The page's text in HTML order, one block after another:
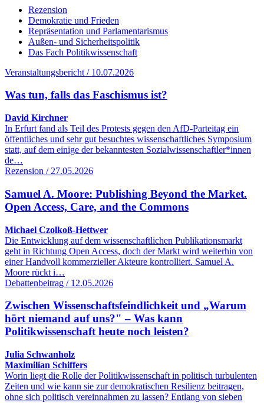
Rezension
Demokratie und Frieden
Repräsentation und Parlamentarismus
Außen- und Sicherheitspolitik
Das Fach Politikwissenschaft
Veranstaltungsbericht / 10.07.2026
Was tun, falls das Faschismus ist?
David Kirchner
In Erfurt fand als Teil des Protests gegen den AfD-Parteitag ein
öffentliches und sehr gut besuchtes wissenschaftliches Symposium
statt, auf dem einige der bekanntesten Sozialwissenschaftler*innen
de…
Rezension / 27.05.2026
Samuel A. Moore: Publishing Beyond the Market.
Open Access, Care, and the Commons
Michael Czolkoß-Hettwer
Die Entwicklung auf dem wissenschaftlichen Publikationsmarkt
geht in Richtung Open Access, doch der Markt wird weiterhin von
einer Handvoll kommerzieller Akteure kontrolliert. Samuel A.
Moore rückt i…
Debattenbeitrag / 12.05.2026
Zwischen Wissenschaftsfeindlichkeit und „Warum
hört niemand auf uns?" – Was kann
Politikwissenschaft heute noch leisten?
Julia Schwanholz
Maximilian Schiffers
Worin liegt die Rolle der Politikwissenschaft in politisch turbulenten
Zeiten und wie kann sie zur demokratischen Resilienz beitragen,
ohne sich politisch vereinnahmen zu lassen? Entlang von sieben